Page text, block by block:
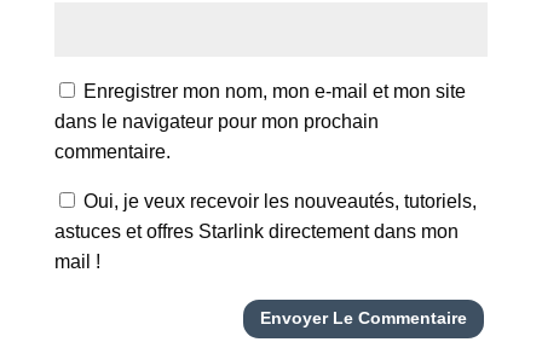
Enregistrer mon nom, mon e-mail et mon site
dans le navigateur pour mon prochain
commentaire.
Oui, je veux recevoir les nouveautés, tutoriels,
astuces et offres Starlink directement dans mon
mail !